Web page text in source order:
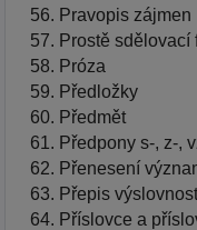
Pravopis zájmen
Prostě sdělovací
Próza
Předložky
Předmět
Předpony s-, z-,
Přenesení
Přepis
Příslovce a